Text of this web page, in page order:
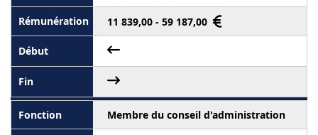
11 839,00 - 59 187,00
Membre du conseil d'administration